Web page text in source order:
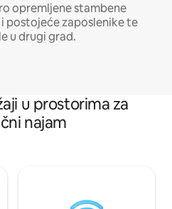
opremljene stambene
postojeće zaposlenike te
u drugi grad.
u prostorima za
najam